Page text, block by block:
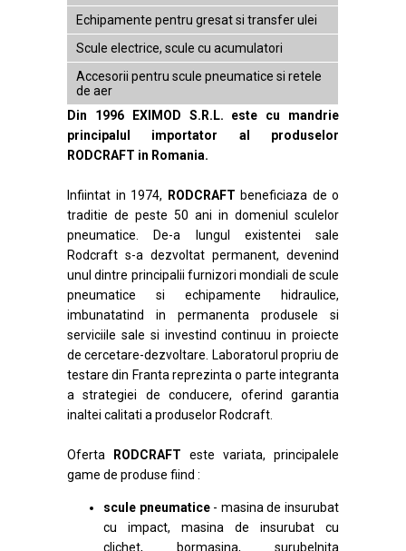
Echipamente pentru gresat si transfer ulei
Scule electrice, scule cu acumulatori
Accesorii pentru scule pneumatice si retele
de aer
Din 1996 EXIMOD S.R.L. este cu mandrie
principalul importator al produselor
RODCRAFT in Romania.
Infiintat in 1974, RODCRAFT beneficiaza de o
traditie de peste 50 ani in domeniul sculelor
pneumatice. De-a lungul existentei sale
Rodcraft s-a dezvoltat permanent, devenind
unul dintre principalii furnizori mondiali de scule
pneumatice si echipamente hidraulice,
imbunatatind in permanenta produsele si
serviciile sale si investind continuu in proiecte
de cercetare-dezvoltare. Laboratorul propriu de
testare din Franta reprezinta o parte integranta
a strategiei de conducere, oferind garantia
inaltei calitati a produselor Rodcraft.
Oferta RODCRAFT este variata, principalele
game de produse fiind :
scule pneumatice- masina de insurubat
cu impact, masina de insurubat cu
clichet, bormasina, surubelnita